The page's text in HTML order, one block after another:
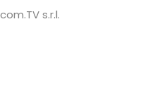
s.r.l.